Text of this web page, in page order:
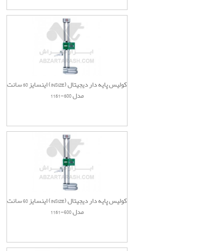
کولیس پایه دار دیجیتال (INSIZE) اینسایز 50 سانت
مدل 500-1151
کولیس پایه دار دیجیتال (INSIZE) اینسایز 60 سانت
مدل 600-1151